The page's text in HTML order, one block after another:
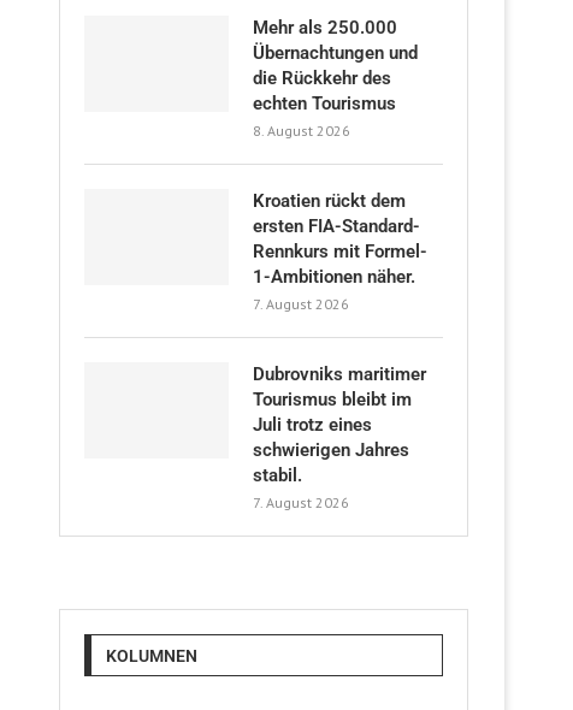
Mehr als 250.000
Übernachtungen und
die Rückkehr des
echten Tourismus
8. August 2026
Kroatien rückt dem
ersten FIA-Standard-
Rennkurs mit Formel-
1-Ambitionen näher.
7. August 2026
Dubrovniks maritimer
Tourismus bleibt im
Juli trotz eines
schwierigen Jahres
stabil.
7. August 2026
KOLUMNEN